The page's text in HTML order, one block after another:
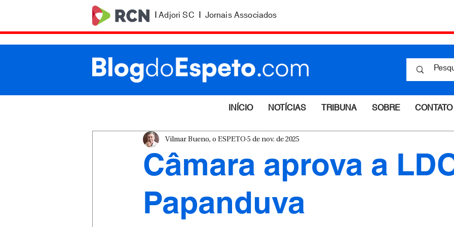
|Adjori SC | Jornais Associados
INÍCIO NOTÍCIAS TRIBUNA SOBRE CONTATO
Câmara aprova a
Papanduva
Vilmar Bueno, o ESPETO 5 de nov. de 2025